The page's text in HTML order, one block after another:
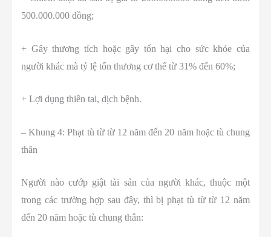
500.000.000 đồng;
+ Gây thương tích hoặc gây tổn hại cho sức khỏe của
người khác mà tỷ lệ tổn thương cơ thể từ 31% đến 60%;
+ Lợi dụng thiên tai, dịch bệnh.
– Khung 4: Phạt tù từ từ 12 năm đến 20 năm hoặc tù chung
thân
Người nào cướp giật tài sản của người khác, thuộc một
trong các trường hợp sau đây, thì bị phạt tù từ từ 12 năm
đến 20 năm hoặc tù chung thân: